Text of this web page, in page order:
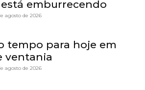
emburrecendo
agosto de 2026
tempo para hoje em
ventania
agosto de 2026